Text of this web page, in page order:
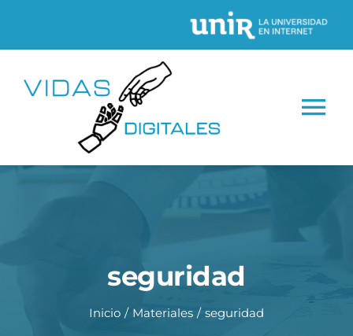
INICIO
seguridad
Inicio Materiales seguridad